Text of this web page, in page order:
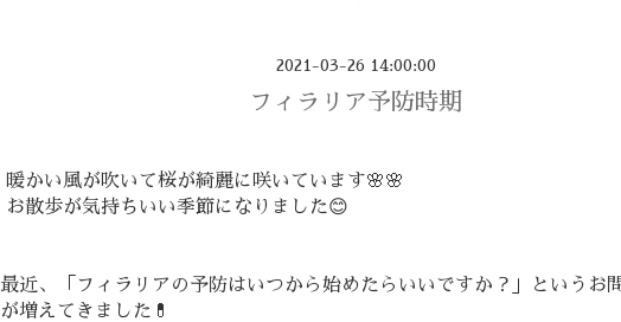
2021-03-26 14:00:00
フィラリア予防時期
暖かい風が吹いて桜が綺麗に咲いています🌸🌸
お散歩が気持ちいい季節になりました😊
最近、「フィラリアの予防はいつから始めたらいいですか？」というお
が増えてきました💊